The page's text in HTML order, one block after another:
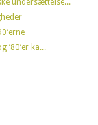
’80’er ka...